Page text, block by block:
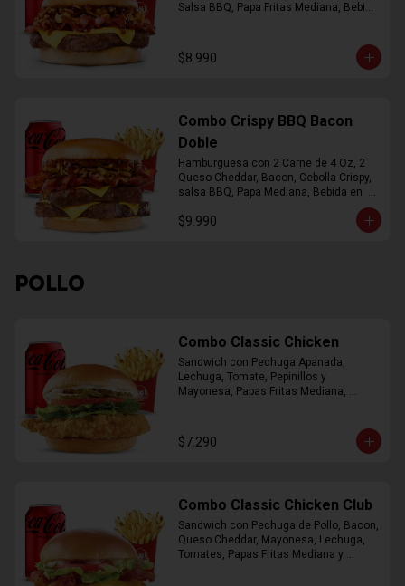
Salsa BBQ, Papa Fritas Mediana, Bebida
$8.990
Combo Crispy BBQ Bacon
Doble
Hamburguesa con 2 Carne de 4 Oz, 2
Queso Cheddar, Bacon, Cebolla Crispy,
salsa BBQ, Papa Mediana, Bebida en
$9.990
POLLO
Combo Classic Chicken
Sandwich con Pechuga Apanada,
Lechuga, Tomate, Pepinillos y
Mayonesa, Papas Fritas Mediana,
$7.290
Combo Classic Chicken Club
Sandwich con Pechuga de Pollo, Bacon,
Queso Cheddar, Mayonesa, Lechuga,
Tomates, Papas Fritas Mediana y